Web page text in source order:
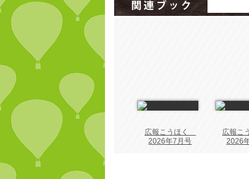
広報こうほく
2026年7月号
広報こ
2026